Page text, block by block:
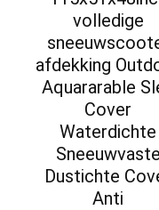
volledige
afdekking
Aquararable
Cover
Waterdichte
Sneeuwvaste
Dustichte
Anti